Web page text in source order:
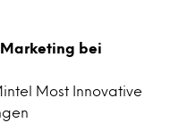
Marketing bei
Most Innovative